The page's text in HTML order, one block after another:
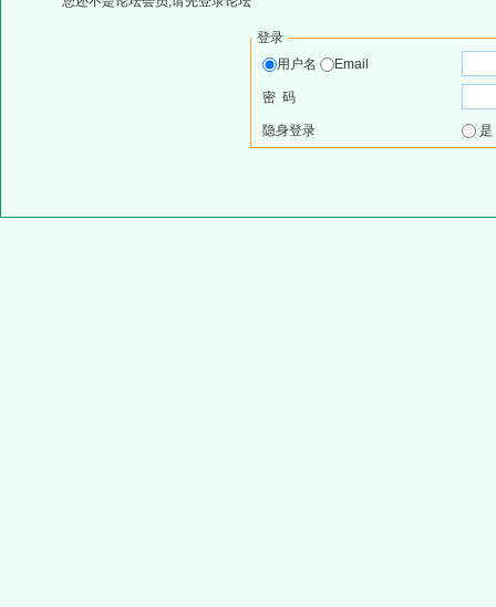
登录
用户名
Email
密 码
隐身登录